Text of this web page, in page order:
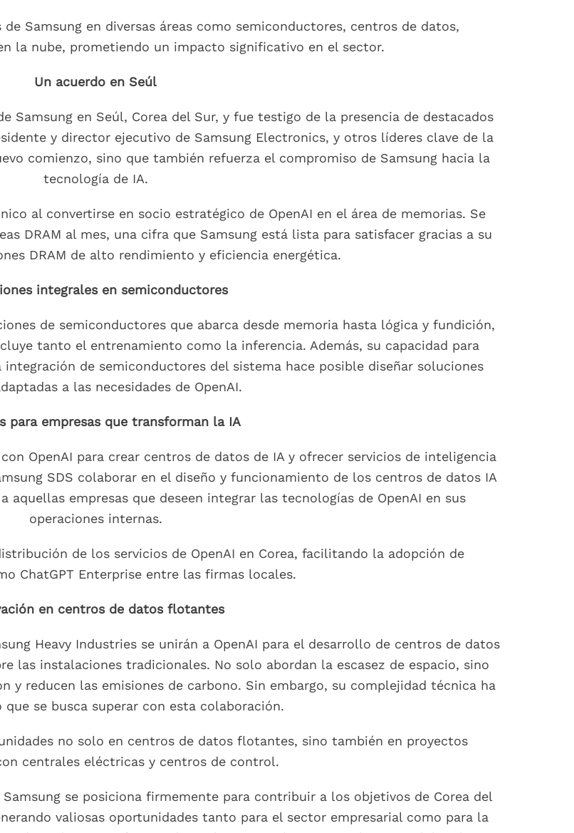
Samsung en diversas áreas como semiconductores, centros de datos,
la nube, prometiendo un impacto significativo en el sector.
Un acuerdo en Seúl
Samsung en Seúl, Corea del Sur, y fue testigo de la presencia de destacados
y director ejecutivo de Samsung Electronics, y otros líderes clave de la
comienzo, sino que también refuerza el compromiso de Samsung hacia la
tecnología de IA.
al convertirse en socio estratégico de OpenAI en el área de memorias. Se
DRAM al mes, una cifra que Samsung está lista para satisfacer gracias a su
DRAM de alto rendimiento y eficiencia energética.
integrales en semiconductores
de semiconductores que abarca desde memoria hasta lógica y fundición,
tanto el entrenamiento como la inferencia. Además, su capacidad para
de semiconductores del sistema hace posible diseñar soluciones
a las necesidades de OpenAI.
para empresas que transforman la IA
OpenAI para crear centros de datos de IA y ofrecer servicios de inteligencia
SDS colaborar en el diseño y funcionamiento de los centros de datos IA
aquellas empresas que deseen integrar las tecnologías de OpenAI en sus
operaciones internas.
de los servicios de OpenAI en Corea, facilitando la adopción de
ChatGPT Enterprise entre las firmas locales.
en centros de datos flotantes
Heavy Industries se unirán a OpenAI para el desarrollo de centros de datos
las instalaciones tradicionales. No solo abordan la escasez de espacio, sino
y reducen las emisiones de carbono. Sin embargo, su complejidad técnica ha
que se busca superar con esta colaboración.
no solo en centros de datos flotantes, sino también en proyectos
centrales eléctricas y centros de control.
se posiciona firmemente para contribuir a los objetivos de Corea del
valiosas oportunidades tanto para el sector empresarial como para la